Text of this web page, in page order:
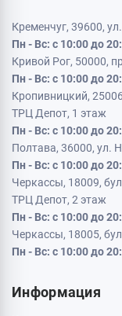
Кременчуг, 39600,
Пн - Вс: с 10:00 до
Кривой Рог, 50000,
Пн - Вс: с 10:00 до
Кропивницкий,
ТРЦ Депот, 1 этаж
Пн - Вс: с 10:00 до
Полтава, 36000, ул.
Пн - Вс: с 10:00 до
Черкассы, 18009,
ТРЦ Депот, 2 этаж
Пн - Вс: с 10:00 до
Черкассы, 18005,
Пн - Вс: с 10:00 до
Информация